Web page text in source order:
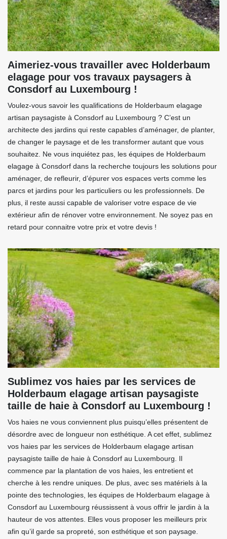
Aimeriez-vous travailler avec Holderbaum
elagage pour vos travaux paysagers à
Consdorf au Luxembourg !
Voulez-vous savoir les qualifications de Holderbaum elagage
artisan paysagiste à Consdorf au Luxembourg ? C’est un
architecte des jardins qui reste capables d’aménager, de planter,
de changer le paysage et de les transformer autant que vous
souhaitez. Ne vous inquiétez pas, les équipes de Holderbaum
elagage à Consdorf dans la recherche toujours les solutions pour
aménager, de refleurir, d’épurer vos espaces verts comme les
parcs et jardins pour les particuliers ou les professionnels. De
plus, il reste aussi capable de valoriser votre espace de vie
extérieur afin de rénover votre environnement. Ne soyez pas en
retard pour connaitre votre prix et votre devis !
Sublimez vos haies par les services de
Holderbaum elagage artisan paysagiste
taille de haie à Consdorf au Luxembourg !
Vos haies ne vous conviennent plus puisqu’elles présentent de
désordre avec de longueur non esthétique. A cet effet, sublimez
vos haies par les services de Holderbaum elagage artisan
paysagiste taille de haie à Consdorf au Luxembourg. Il
commence par la plantation de vos haies, les entretient et
cherche à les rendre uniques. De plus, avec ses matériels à la
pointe des technologies, les équipes de Holderbaum elagage à
Consdorf au Luxembourg réussissent à vous offrir le jardin à la
hauteur de vos attentes. Elles vous proposer les meilleurs prix
afin qu’il garde sa propreté, son esthétique et son paysage.